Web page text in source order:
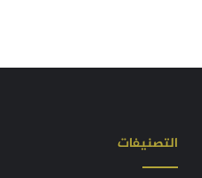
التصنيفات